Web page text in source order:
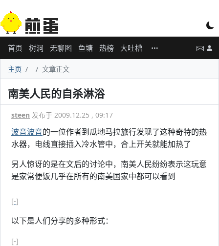
首页 树洞 无聊图 鱼塘 热榜 大吐槽
主页 文章正文
南美人民的自杀淋浴
steen 发布于 2009.12.25 , 09:17
波音波音的一位作者到瓜地马拉旅行发现了这种奇特的热
水器，电线直接插入冷水管中，合上开关就能加热了
另人惊讶的是在文后的讨论中，南美人民纷纷表示这玩意
是家常便饭几乎在所有的南美国家中都可以看到
[-]
以下是人们分享的多种形式：
[-]